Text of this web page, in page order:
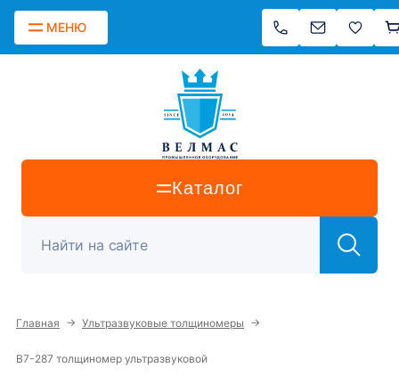
МЕНЮ
Каталог
Главная → Ультразвуковые толщиномеры →
В7-287 толщиномер ультразвуковой